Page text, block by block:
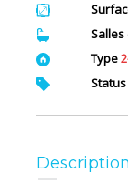
Salles
Type
Status
Description